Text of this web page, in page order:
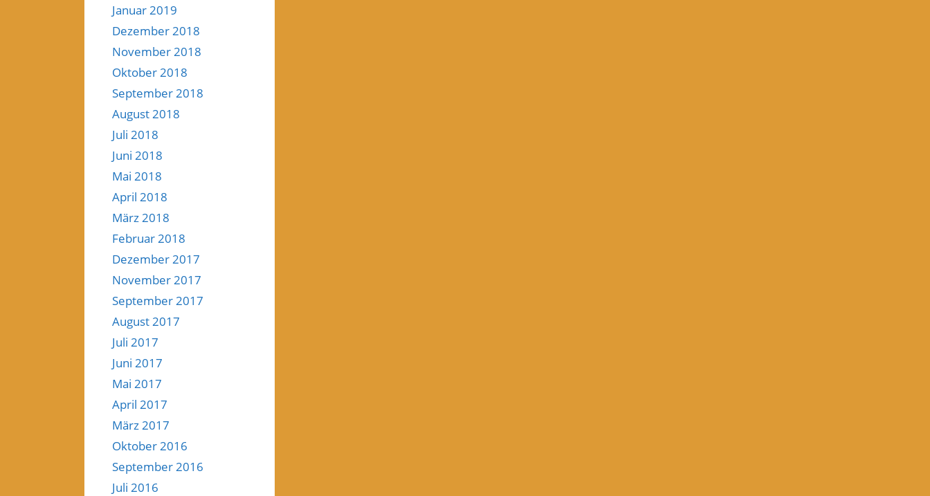
Januar 2019
Dezember 2018
November 2018
Oktober 2018
September 2018
August 2018
Juli 2018
Juni 2018
Mai 2018
April 2018
März 2018
Februar 2018
Dezember 2017
November 2017
September 2017
August 2017
Juli 2017
Juni 2017
Mai 2017
April 2017
März 2017
Oktober 2016
September 2016
Juli 2016